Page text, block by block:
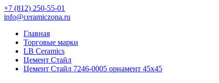
+7 (812) 250-55-01
info@ceramiczona.ru
Главная
Торговые марки
LB Ceramics
Цемент Стайл
Цемент Стайл 7246-0005 орнамент 45x45